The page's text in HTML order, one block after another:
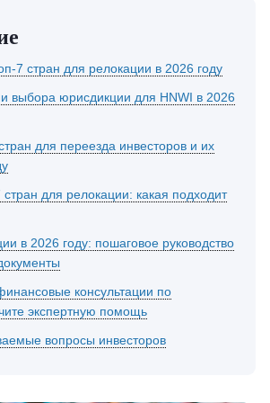
7 стран для релокации в 2026 году
выбора юрисдикции для HNWI в 2026
для переезда инвесторов и их
для релокации: какая подходит
в 2026 году: пошаговое руководство
консультации по
экспертную помощь
вопросы инвесторов